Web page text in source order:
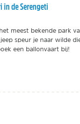
in de Serengeti
meest bekende park
speur je naar wilde
een ballonvaart bij!